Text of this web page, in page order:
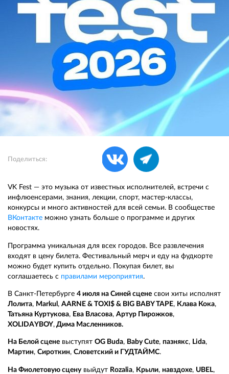
Поделиться:
VK Fest — это музыка от известных исполнителей, встречи с
инфлюенсерами, знания, лекции, спорт, мастер-классы,
конкурсы и много активностей для всей семьи. В сообществе
ВКонтакте можно узнать больше о программе и других
новостях.
Программа уникальная для всех городов. Все развлечения
входят в цену билета. Фестивальный мерч и еду на фудкорте
можно будет купить отдельно. Покупая билет, вы
соглашаетесь с правилами мероприятия.
В Санкт-Петербурге4 июля на Синей сцене свои хиты исполнят
Лолита, Markul ,AARNE & TOXI$ & BIG BABY TAPE, Клава Кока,
Татьяна Куртукова, Ева Власова,Артур Пирожков,
XOLIDAYBOY, Дима Масленников.
На Белой сцене выступятOG Buda, Baby Cute,пазнякс, Lida,
Мартин,Сироткин,Словетский и ГУДТАЙМС.
На Фиолетовую сценувыйдут Rozalia, Крыли,навздохе, UBEL,